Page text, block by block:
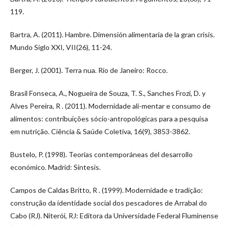
119.
Bartra, A. (2011). Hambre. Dimensión alimentaria de la gran crisis.
Mundo Siglo XXI, VII(26), 11-24.
Berger, J. (2001). Terra nua. Río de Janeiro: Rocco.
Brasil Fonseca, A., Nogueira de Souza, T. S., Sanches Frozi, D. y
Alves Pereira, R . (2011). Modernidade ali-mentar e consumo de
alimentos: contribuições sócio-antropológicas para a pesquisa
em nutrição. Ciência & Saúde Coletiva, 16(9), 3853-3862.
Bustelo, P. (1998). Teorías contemporáneas del desarrollo
económico. Madrid: Síntesis.
Campos de Caldas Britto, R . (1999). Modernidade e tradição:
construção da identidade social dos pescadores de Arrabal do
Cabo (RJ). Niterói, RJ: Editora da Universidade Federal Fluminense